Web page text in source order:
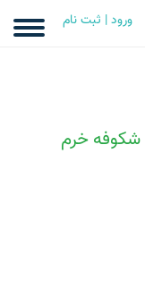
ورود | ثبت نام
شکوفه خرم